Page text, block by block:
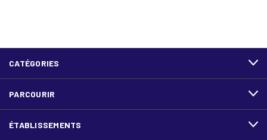
CATÉGORIES
PARCOURIR
ÉTABLISSEMENTS